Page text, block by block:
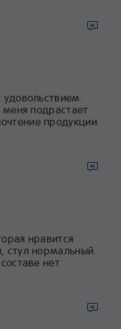
меня подрастает
продукции
нравится
стул нормальный.
нет